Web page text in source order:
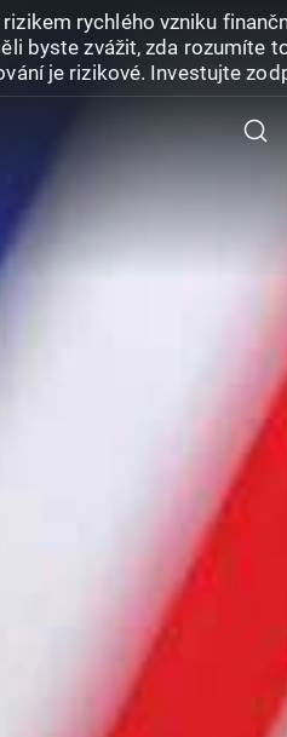
rychlého vzniku
byste zvážit, zda rozumíte
je rizikové. Investujte